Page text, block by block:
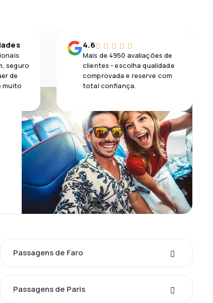
seguro
de
muito
4.6
Mais de 4950 avaliações de
clientes - escolha qualidade
comprovada e reserve com
total confiança.
Passagens de Faro
Passagens de Paris